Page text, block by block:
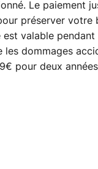
Le paiement
préserver votre
valable pendant
les dommages
pour deux